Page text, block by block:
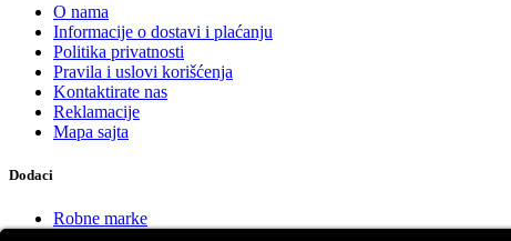
O nama
Informacije o dostavi i plaćanju
Politika privatnosti
Pravila i uslovi korišćenja
Kontaktirate nas
Reklamacije
Mapa sajta
Dodaci
Robne marke